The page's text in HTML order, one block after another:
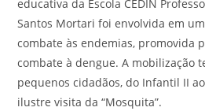
educativa da Escola CEDIN
Santos Mortari foi envolvida em
combate às endemias, promovida
combate à dengue. A mobilização
pequenos cidadãos, do Infantil II
ilustre visita da “Mosquita”.